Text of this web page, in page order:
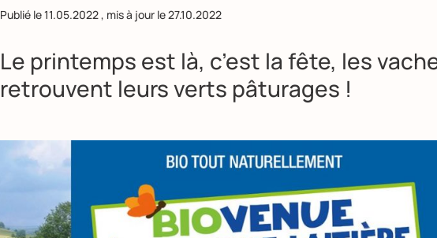
Publié le11.05.2022, mis à jour le27.10.2022
Le printemps est là, c’est la fête, les
retrouvent leurs verts pâturages !